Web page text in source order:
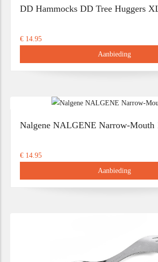
DD Hammocks DD Tree Huggers
€ 14.95
Aanbieding
Nalgene NALGENE Narrow-
€ 14.95
Aanbieding